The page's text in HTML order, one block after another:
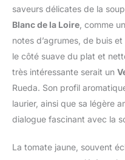
saveurs délicates de la
Blanc de la Loire , comme
notes d’agrumes, de buis
le côté suave du plat et
très intéressante serait un
Rueda. Son profil
laurier, ainsi que sa légère
dialogue fascinant avec la
La tomate jaune, souvent